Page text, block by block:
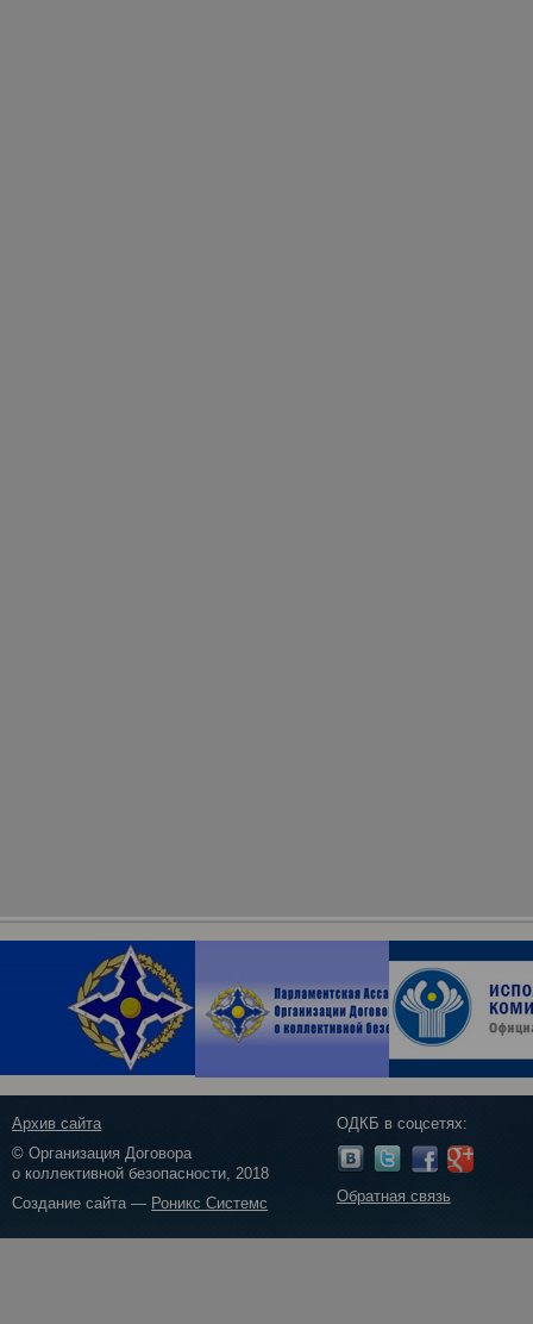
Архив сайта
© Организация Договора
о коллективной безопасности, 2018
Создание сайта — Роникс Системс
ОДКБ в соцсетях:
Обратная связь